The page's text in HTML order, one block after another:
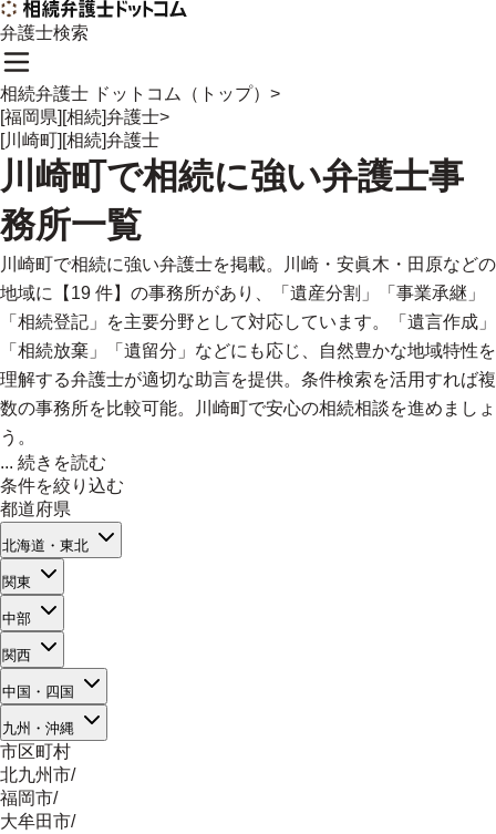
弁護士検索
相続弁護士 ドットコム（トップ） >
[福岡県][相続]弁護士>
[川崎町][相続]弁護士
川崎町で相続に強い弁護士事
務所一覧
川崎町で相続に強い弁護士を掲載。川崎・安眞木・田原などの
地域に【19 件】の事務所があり、「遺産分割」「事業承継」
「相続登記」を主要分野として対応しています。「遺言作成」
「相続放棄」「遺留分」などにも応じ、自然豊かな地域特性を
理解する弁護士が適切な助言を提供。条件検索を活用すれば複
数の事務所を比較可能。川崎町で安心の相続相談を進めましょ
う。
... 続きを読む
条件を絞り込む
都道府県
北海道・東北
関東
中部
関西
中国・四国
九州・沖縄
市区町村
北九州市/
福岡市/
大牟田市/